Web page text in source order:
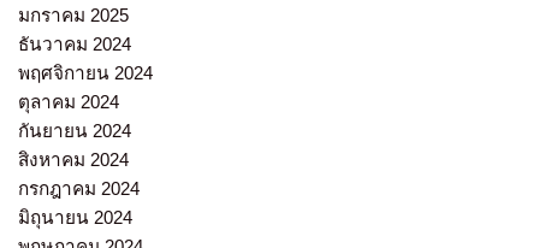
มกราคม 2025
ธันวาคม 2024
พฤศจิกายน 2024
ตุลาคม 2024
กันยายน 2024
สิงหาคม 2024
กรกฎาคม 2024
มิถุนายน 2024